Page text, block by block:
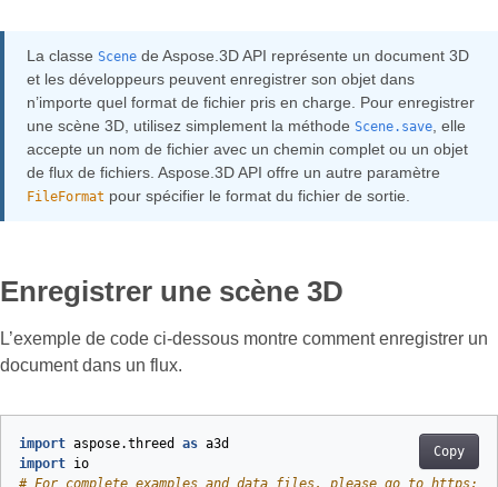
La classe Scene de Aspose.3D API représente un document 3D
et les développeurs peuvent enregistrer son objet dans
n’importe quel format de fichier pris en charge. Pour enregistrer
une scène 3D, utilisez simplement la méthode Scene.save , elle
accepte un nom de fichier avec un chemin complet ou un objet
de flux de fichiers. Aspose.3D API offre un autre paramètre
FileFormat pour spécifier le format du fichier de sortie.
Enregistrer une scène 3D
L’exemple de code ci-dessous montre comment enregistrer un
document dans un flux.
Copy
import aspose.threed as a3d
import io
# For complete examples and data files, please go to https://